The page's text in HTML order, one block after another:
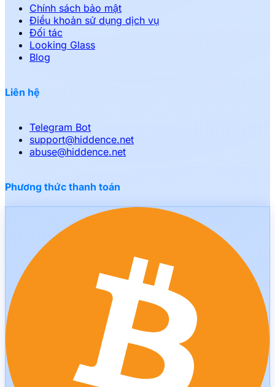
Chính sách bảo mật
Điều khoản sử dụng dịch vụ
Đối tác
Looking Glass
Blog
Liên hệ
Telegram Bot
support@hiddence.net
abuse@hiddence.net
Phương thức thanh toán